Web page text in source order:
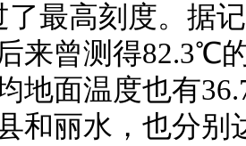
了最高刻度。据
来曾测得82.3℃
地面温度也有
和丽水，也分